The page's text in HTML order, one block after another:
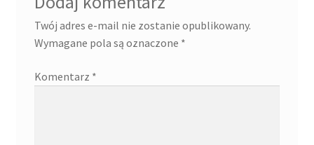
Twój adres e-mail nie zostanie opublikowany.
Wymagane pola są oznaczone *
Komentarz *